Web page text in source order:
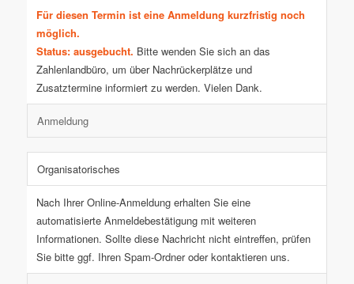
Für diesen Termin ist eine Anmeldung kurzfristig noch
möglich.
Status: ausgebucht. Bitte wenden Sie sich an das
Zahlenlandbüro, um über Nachrückerplätze und
Zusatztermine informiert zu werden. Vielen Dank.
Anmeldung
Organisatorisches
Nach Ihrer Online-Anmeldung erhalten Sie eine
automatisierte Anmeldebestätigung mit weiteren
Informationen. Sollte diese Nachricht nicht eintreffen, prüfen
Sie bitte ggf. Ihren Spam-Ordner oder kontaktieren uns.